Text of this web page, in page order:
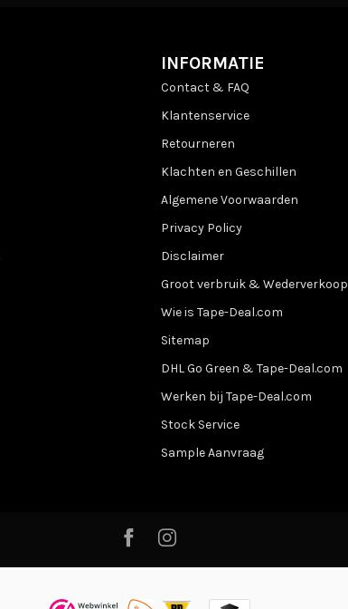
INFORMATIE
Contact & FAQ
Klantenservice
Retourneren
Klachten en Geschillen
Algemene Voorwaarden
Privacy Policy
Disclaimer
Groot verbruik & Wederverkoop
Wie is Tape-Deal.com
Sitemap
DHL Go Green & Tape-Deal.com
Werken bij Tape-Deal.com
Stock Service
Sample Aanvraag